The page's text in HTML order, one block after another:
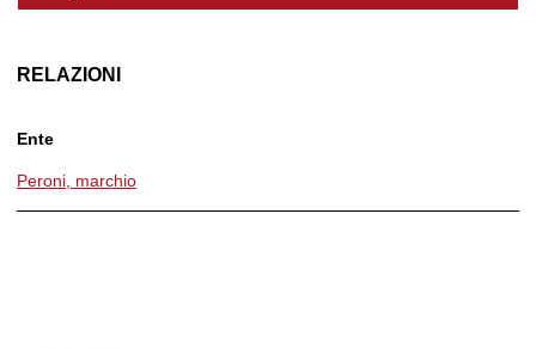
RELAZIONI
Ente
Peroni, marchio